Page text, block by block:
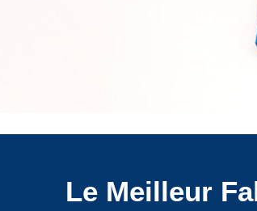
Le Meilleur